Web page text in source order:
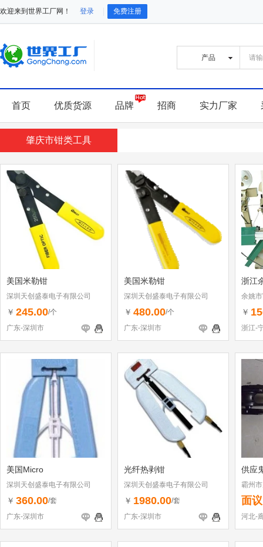
欢迎来到世界工厂网！ 登录 免费注册
首页 优质货源 品牌 招商 实力厂家
肇庆市钳类工具
美国米勒钳
深圳天创盛泰电子有限公司
￥ 245.00/个
广东-深圳市
美国米勒钳
深圳天创盛泰电子有限公司
￥ 480.00/个
广东-深圳市
浙江
余姚
商户）
￥
浙江-
美国Micro
深圳天创盛泰电子有限公司
￥ 360.00/套
广东-深圳市
光纤热剥钳
深圳天创盛泰电子有限公司
￥ 1980.00/套
广东-深圳市
供应
霸州
厂
面议
河北-